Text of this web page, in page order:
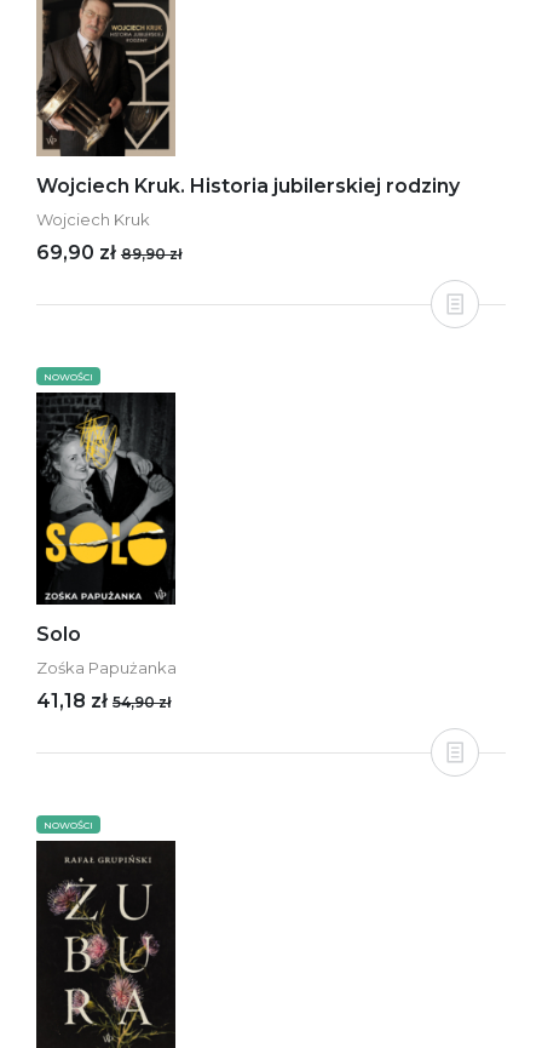
Wojciech Kruk. Historia jubilerskiej rodziny
Wojciech Kruk
69,90 zł 89,90 zł
NOWOŚCI
Solo
Zośka Papużanka
41,18 zł 54,90 zł
NOWOŚCI